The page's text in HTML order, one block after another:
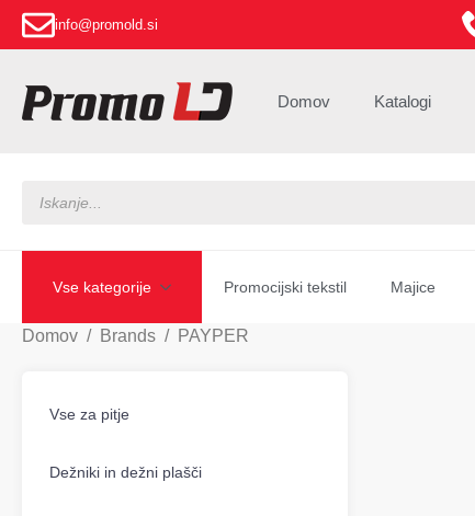
info@promold.si
Domov Katalogi
search
Vse kategorije Promocijski tekstil Majice
Domov Brands PAYPER
Vse za pitje
Dežniki in dežni plašči